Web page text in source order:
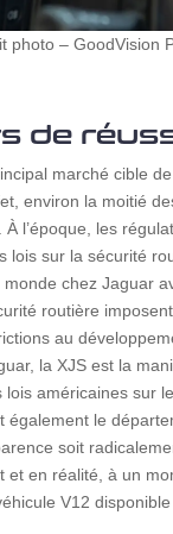
photo – GoodVision
de
marché cible
environ la moitié
l’époque, les
lois sur la sécurité
chez Jaguar
routière
au
la XJS est la
lois américaines sur
également le
soit
et en réalité, à un
V12